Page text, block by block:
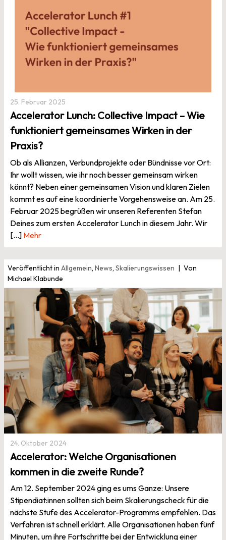
25. Februar 2025
Accelerator Lunch: Collective Impact – Wie
funktioniert gemeinsames Wirken in der
Praxis?
Ob als Allianzen, Verbundprojekte oder Bündnisse vor Ort:
Ihr wollt wissen, wie ihr noch besser gemeinsam wirken
könnt? Neben einer gemeinsamen Vision und klaren Zielen
kommt es auf eine koordinierte Vorgehensweise an. Am 25.
Februar 2025 begrüßen wir unseren Referenten Stefan
Deines zum ersten Accelerator Lunch in diesem Jahr. Wir
[...] Mehr
Veröffentlicht in Allgemein, News, Skalierungswissen
Von
Michael Klabunde
24. Oktober 2024
Accelerator: Welche Organisationen
kommen in die zweite Runde?
Am 12. September 2024 ging es ums Ganze: Unsere
Stipendiat:innen sollten sich beim Skalierungscheck für die
nächste Stufe des Accelerator-Programms empfehlen. Das
Verfahren ist schnell erklärt. Alle Organisationen haben fünf
Minuten, um ihre Fortschritte bei der Entwicklung einer